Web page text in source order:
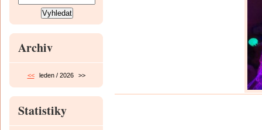
Archiv
<< leden / 2026 >>
Statistiky